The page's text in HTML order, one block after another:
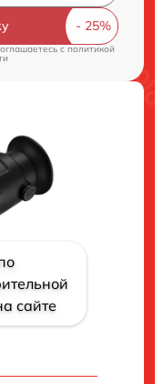
cполитикой
сайте